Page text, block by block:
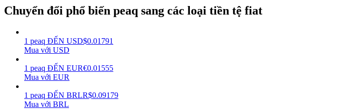
Chiến lược giao dịch
Chuyển đổi phổ biến peaq sang các loại tiền tệ fiat
1 peaq ĐẾN USD$0.01791
Mua với USD
1 peaq ĐẾN EUR€0.01555
Mua với EUR
1 peaq ĐẾN BRLR$0.09179
Mua với BRL